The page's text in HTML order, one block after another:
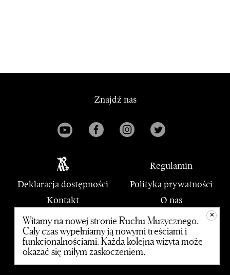
Znajdź nas
Regulamin
Deklaracja dostępności
Polityka prywatności
Kontakt
O nas
PWM
© 2020 Polskie Wydawnictwo Muzyczne
+
Witamy na nowej stronie Ruchu Muzycznego.
Cały czas wypełniamy ją nowymi treściami i
funkcjonalnościami. Każda kolejna wizyta może
okazać się miłym zaskoczeniem.